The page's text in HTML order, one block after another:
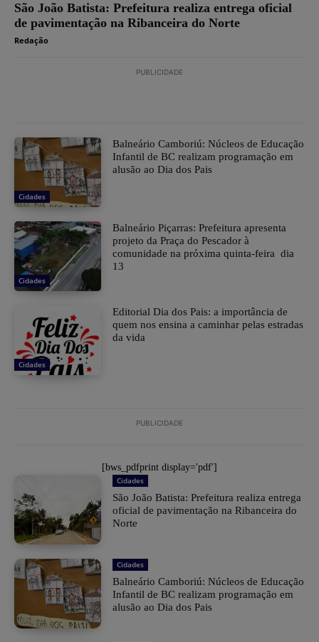
São João Batista: Prefeitura realiza entrega oficial
de pavimentação na Ribanceira do Norte
Redação
PUBLICIDADE
Cidades
Balneário Camboriú: Núcleos de Educação
Infantil de BC realizam programação em
alusão ao Dia dos Pais
Cidades
Balneário Piçarras: Prefeitura apresenta
projeto da Praça do Pescador à
comunidade na próxima quinta-feira dia
13
Cidades
Editorial Dia dos Pais: a importância de
quem nos ensina a caminhar pelas estradas
da vida
PUBLICIDADE
[bws_pdfprint display='pdf']
Cidades
São João Batista: Prefeitura realiza entrega
oficial de pavimentação na Ribanceira do
Norte
Cidades
Balneário Camboriú: Núcleos de Educação
Infantil de BC realizam programação em
alusão ao Dia dos Pais